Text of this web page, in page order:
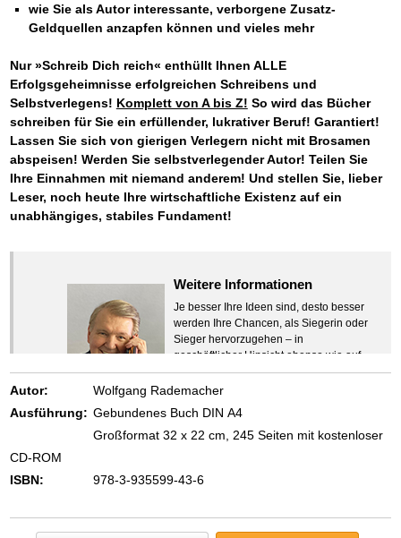
wie Sie als Autor interessante, verborgene Zusatz-
Geldquellen anzapfen können und vieles mehr
Nur »Schreib Dich reich« enthüllt Ihnen ALLE
Erfolgsgeheimnisse erfolgreichen Schreibens und
Selbstverlegens! Komplett von A bis Z! So wird das Bücher
schreiben für Sie ein erfüllender, lukrativer Beruf! Garantiert!
Lassen Sie sich von gierigen Verlegern nicht mit Brosamen
abspeisen! Werden Sie selbstverlegender Autor! Teilen Sie
Ihre Einnahmen mit niemand anderem! Und stellen Sie, lieber
Leser, noch heute Ihre wirtschaftliche Existenz auf ein
unabhängiges, stabiles Fundament!
Weitere Informationen
Je besser Ihre Ideen sind, desto besser
werden Ihre Chancen, als Siegerin oder
Sieger hervorzugehen – in
geschäftlicher Hinsicht ebenso wie auf
beruflichem oder privatem Gebiet. Denn
eins ist todsicher:
Zeigen Sie mit der Maus hierhin, um
Autor:
Wolfgang Rademacher
Ausführung: Gebundenes Buch DIN A4
Großformat 32 x 22 cm, 245 Seiten mit kostenloser
CD-ROM
ISBN:
978-3-935599-43-6